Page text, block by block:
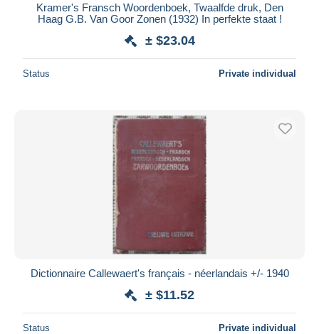
Kramer's Fransch Woordenboek, Twaalfde druk, Den
Haag G.B. Van Goor Zonen (1932) In perfekte staat !
± $23.04
Status Private individual
Dictionnaire Callewaert's français - néerlandais +/- 1940
± $11.52
Status Private individual